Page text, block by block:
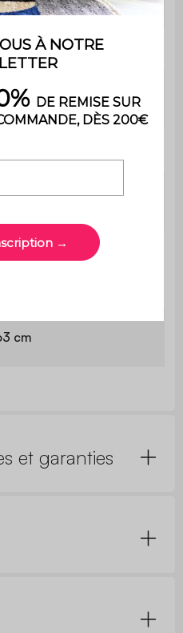
ans
82,5 x P 80,5 x H 75 cm
102 x P 55 x H 42 cm
cm
et garanties